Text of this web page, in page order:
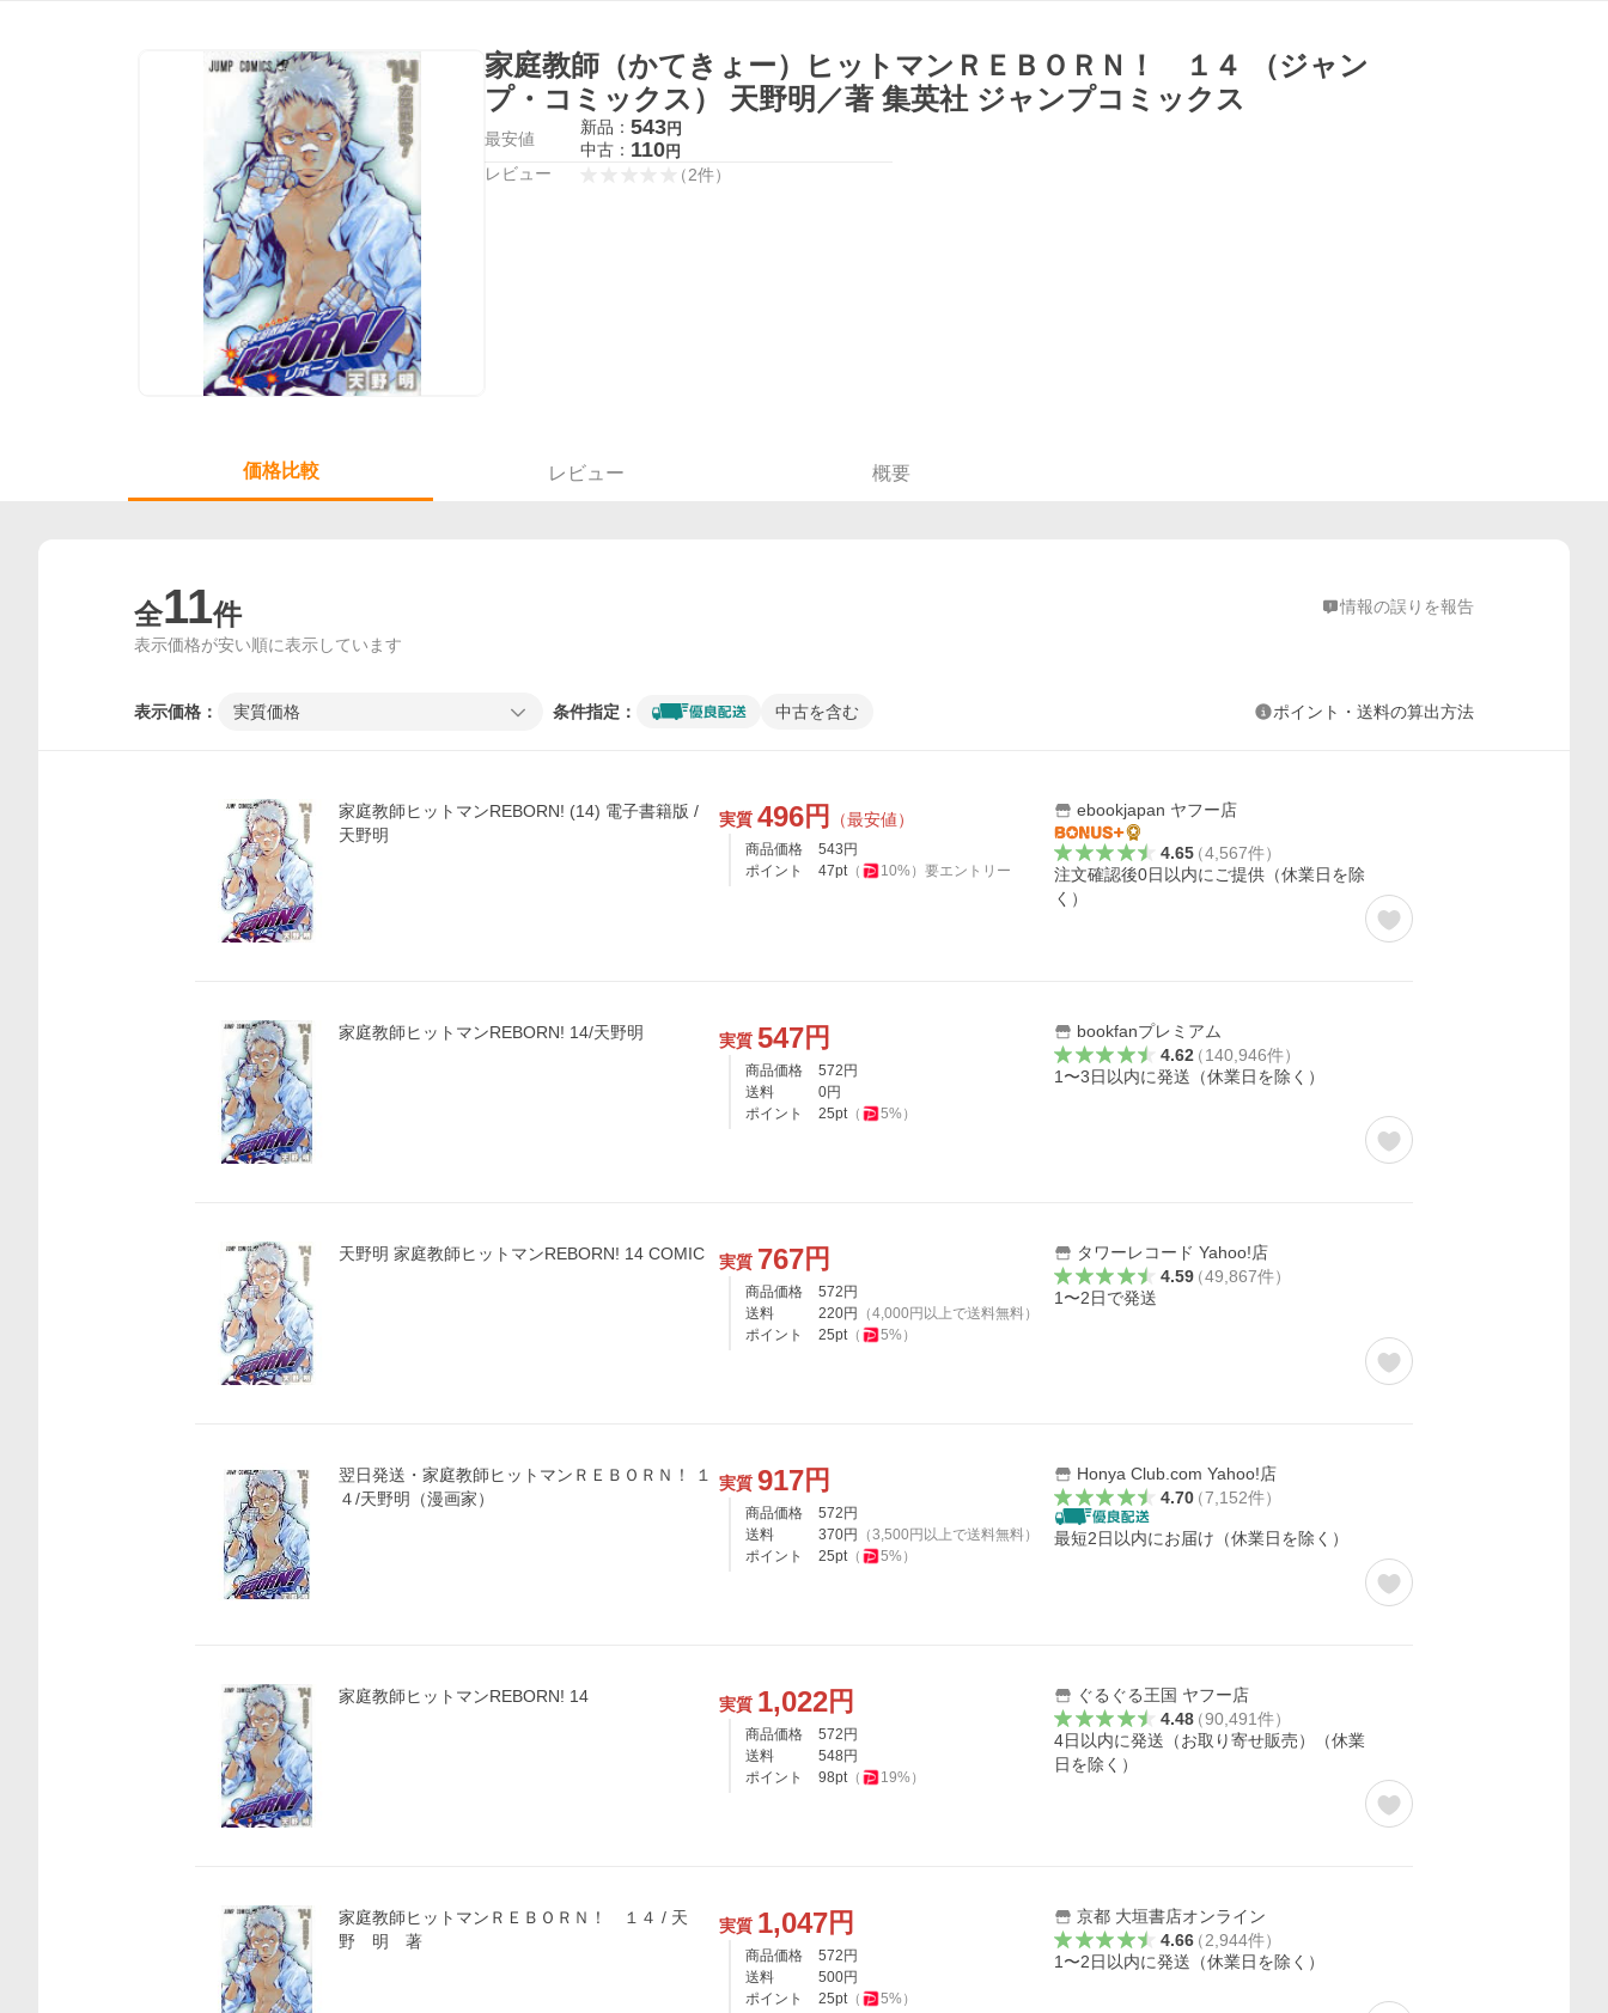
家庭教師（かてきょー）ヒットマンＲＥＢＯＲＮ！ １４ （ジャン
プ・コミックス） 天野明／著 集英社 ジャンプコミックス
最安値
新品： 543円
中古： 110円
レビュー （2件）
価格比較 レビュー 概要
全11件 情報の誤りを報告
表示価格が安い順に表示しています
表示価格： 実質価格 条件指定： 中古を含む ポイント・送料の算出方法
家庭教師ヒットマンREBORN! (14) 電子書籍版 /
天野明
実質 496円 （最安値）
商品価格 543 円
ポイント
47pt（ 10%） 要エントリー
ebookjapan ヤフー店
4.65（4,567件）
注文確認後0日以内にご提供（休業日を除
く）
家庭教師ヒットマンREBORN! 14/天野明 実質 547円
商品価格 572 円
送料
0円
ポイント
25pt（ 5%）
bookfanプレミアム
4.62（140,946件）
1〜3日以内に発送（休業日を除く）
天野明 家庭教師ヒットマンREBORN! 14 COMIC 実質 767円
商品価格 572 円
送料
220円 （4,000 円以上で送料無料）
ポイント
25pt（ 5%）
タワーレコード Yahoo!店
4.59（49,867件）
1〜2日で発送
翌日発送・家庭教師ヒットマンＲＥＢＯＲＮ！ １
４/天野明（漫画家）
実質 917円
商品価格 572 円
送料
370円 （3,500 円以上で送料無料）
ポイント
25pt（ 5%）
Honya Club.com Yahoo!店
4.70（7,152件）
最短2日以内にお届け（休業日を除く）
家庭教師ヒットマンREBORN! 14 実質 1,022円
商品価格 572 円
送料
548 円
ポイント
98pt（ 19%）
ぐるぐる王国 ヤフー店
4.48（90,491件）
4日以内に発送（お取り寄せ販売）（休業
日を除く）
家庭教師ヒットマンＲＥＢＯＲＮ！ １４ / 天
野 明 著
実質 1,047円
商品価格 572 円
送料
500円
ポイント
25pt（ 5%）
京都 大垣書店オンライン
4.66（2,944件）
1〜2日以内に発送（休業日を除く）